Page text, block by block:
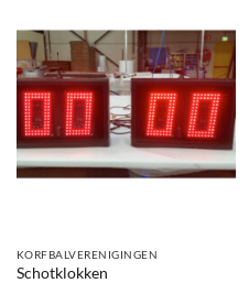
KORFBALVERENIGINGEN
Schotklokken